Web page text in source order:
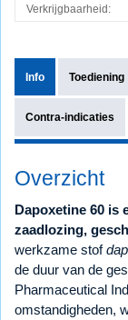
Verkrijgbaarheid:
Info Toediening
Contra-indicaties
Overzicht
Dapoxetine 60 is
zaadlozing,
werkzame stof
de duur van de
Pharmaceutical
omstandigheden,